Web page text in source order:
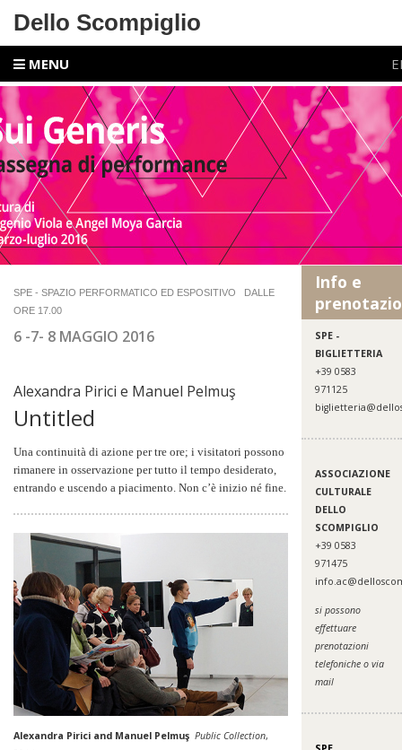
Dello Scompiglio
MENU
SPE - SPAZIO PERFORMATICO ED ESPOSITIVO DALLE
ORE 17.00
6 -7- 8 MAGGIO 2016
Alexandra Pirici e Manuel Pelmuş
Untitled
Una continuità di azione per tre ore; i visitatori possono
rimanere in osservazione per tutto il tempo desiderato,
entrando e uscendo a piacimento. Non c’è inizio né fine.
Alexandra Pirici and Manuel Pelmuş Public Collection,
Info e
SPE -
BIGLIETTERIA
+39 0583
971125
ASSOCIAZIONE
CULTURALE
DELLO
SCOMPIGLIO
+39 0583
971475
si possono
effettuare
prenotazioni
telefoniche o via
mail